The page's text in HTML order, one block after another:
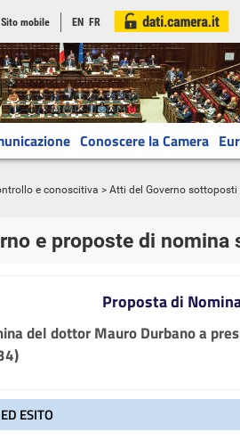
Sito mobile EN FR
Conoscere la Camera
e conoscitiva > Atti del Governo sottoposti
e proposte di nomina
Proposta di
del dottor Mauro Durbano a
ESITO